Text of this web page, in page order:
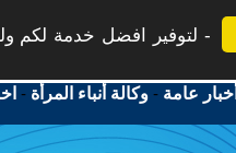
لتوفير افضل خدمة لكم
أخبار عامة -وكالة أنباء المرأة -